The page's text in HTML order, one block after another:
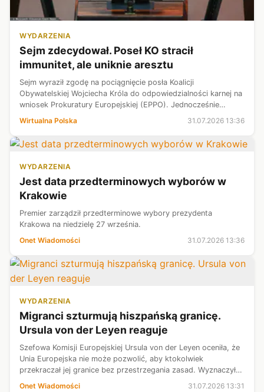
WYDARZENIA
Sejm zdecydował. Poseł KO stracił
immunitet, ale uniknie aresztu
Sejm wyraził zgodę na pociągnięcie posła Koalicji
Obywatelskiej Wojciecha Króla do odpowiedzialności karnej na
wniosek Prokuratury Europejskiej (EPPO). Jednocześnie
posłowie odrzucili wniosek o zatrzymanie i tymczasowe
Wirtualna Polska 31.07.2026 13:36
WYDARZENIA
Jest data przedterminowych wyborów w
Krakowie
Premier zarządził przedterminowe wybory prezydenta
Krakowa na niedzielę 27 września.
Onet Wiadomości
31.07.2026 13:36
WYDARZENIA
Migranci szturmują hiszpańską granicę.
Ursula von der Leyen reaguje
Szefowa Komisji Europejskiej Ursula von der Leyen oceniła, że
Unia Europejska nie może pozwolić, aby ktokolwiek
przekraczał jej granice bez przestrzegania zasad. Wyznaczyła
dwóch komisarzy, którzy mają pomóc Hiszpanii z
Onet Wiadomości 31.07.2026 13:31